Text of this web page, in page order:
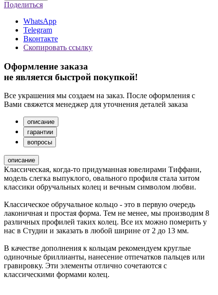
Поделиться
WhatsApp
Telegram
Вконтакте
Скопировать ссылку
Оформление заказа
не является быстрой покупкой!
Все украшения мы создаем на заказ. После оформления с
Вами свяжется менеджер для уточнения деталей заказа
описание
гарантии
вопросы
описание
Классическая, когда-то придуманная ювелирами Тиффани,
модель слегка выпуклого, овального профиля стала хитом
классики обручальных колец и вечным символом любви.
Классическое обручальное кольцо - это в первую очередь
лаконичная и простая форма. Тем не менее, мы производим 8
различных профилей таких колец. Все их можно померить у
нас в Студии и заказать в любой ширине от 2 до 13 мм.
В качестве дополнения к кольцам рекомендуем круглые
одиночные бриллианты, нанесение отпечатков пальцев или
гравировку. Эти элементы отлично сочетаются с
классическими формами колец.